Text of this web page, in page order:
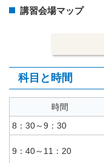
講習会場マップ
科目と時間
時間
8：30～9：30
9：40～11：20